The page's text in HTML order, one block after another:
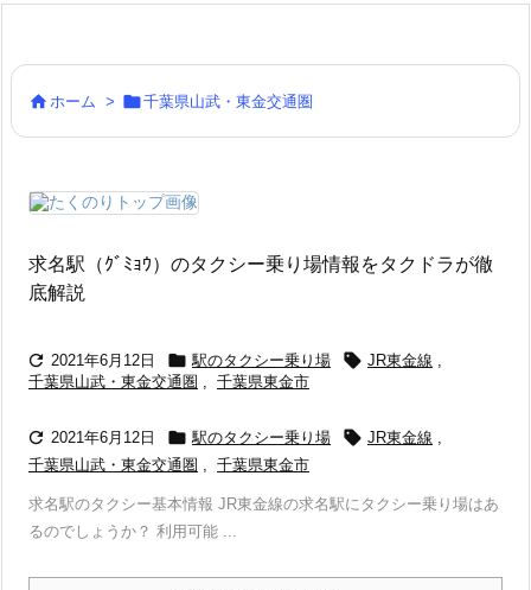
 ホーム > 千葉県山武・東金交通圏
求名駅（ｸﾞﾐｮｳ）のタクシー乗り場情報をタクドラが徹
底解説
 2021年6月12日  駅のタクシー乗り場  JR東金線 ,
千葉県山武・東金交通圏 , 千葉県東金市
 2021年6月12日  駅のタクシー乗り場  JR東金線 ,
千葉県山武・東金交通圏 , 千葉県東金市
求名駅のタクシー基本情報 JR東金線の求名駅にタクシー乗り場はあ
るのでしょうか？ 利用可能 ...